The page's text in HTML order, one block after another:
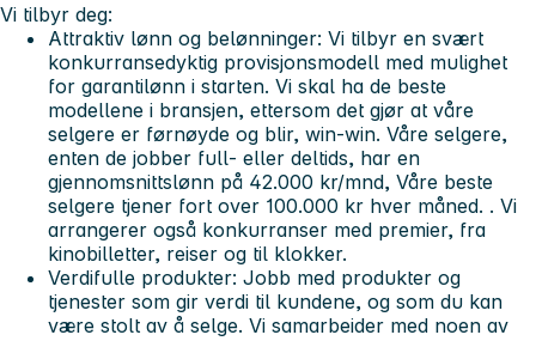
Vi tilbyr deg:
Attraktiv lønn og belønninger: Vi tilbyr en svært
konkurransedyktig provisjonsmodell med mulighet
for garantilønn i starten. Vi skal ha de beste
modellene i bransjen, ettersom det gjør at våre
selgere er førnøyde og blir, win-win. Våre selgere,
enten de jobber full- eller deltids, har en
gjennomsnittslønn på 42.000 kr/mnd, Våre beste
selgere tjener fort over 100.000 kr hver måned. . Vi
arrangerer også konkurranser med premier, fra
kinobilletter, reiser og til klokker.
Verdifulle produkter: Jobb med produkter og
tjenester som gir verdi til kundene, og som du kan
være stolt av å selge. Vi samarbeider med noen av